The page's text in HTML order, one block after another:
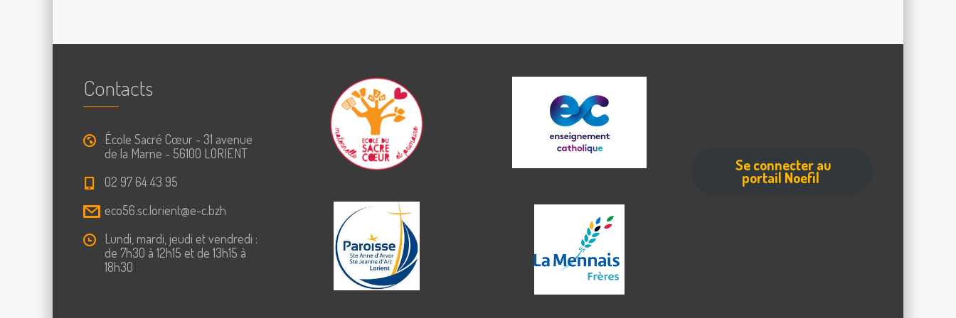
Contacts
École Sacré Cœur - 31 avenue
de la Marne - 56100 LORIENT
02 97 64 43 95
eco56.sc.lorient@e-c.bzh
Lundi, mardi, jeudi et vendredi :
de 7h30 à 12h15 et de 13h15 à
18h30
Se connecter au
portail Noefil